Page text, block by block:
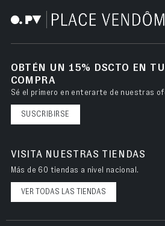
OBTÉN UN 15% DSCTO EN
COMPRA
Sé el primero en enterarte de nuestras
SUSCRIBIRSE
VISITA NUESTRAS TIENDAS
Más de 60 tiendas a nivel nacional.
VER TODAS LAS TIENDAS